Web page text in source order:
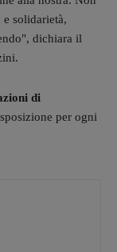
solidarietà,
dichiara il
di
per ogni